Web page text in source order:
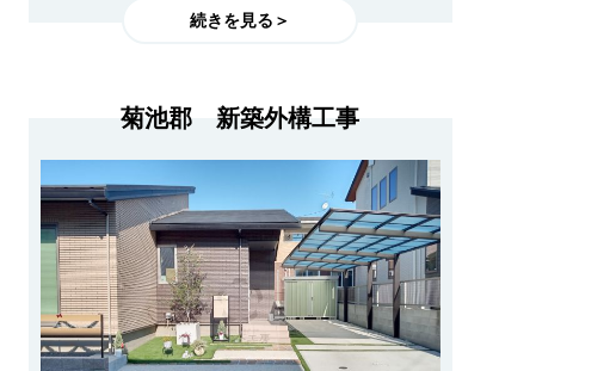
続きを見る＞
菊池郡 新築外構工事